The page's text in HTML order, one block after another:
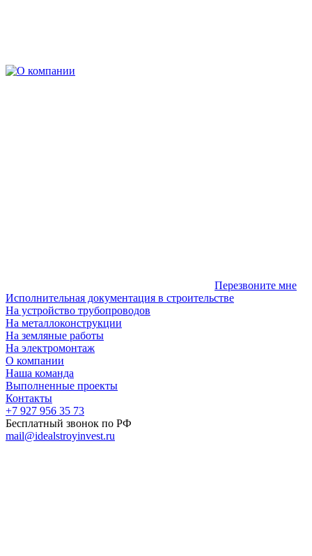
Перезвоните мне
Исполнительная документация в строительстве
На устройство трубопроводов
На металлоконструкции
На земляные работы
На электромонтаж
О компании
Наша команда
Выполненные проекты
Контакты
+7 927 956 35 73
Бесплатный звонок по РФ
mail@idealstroyinvest.ru